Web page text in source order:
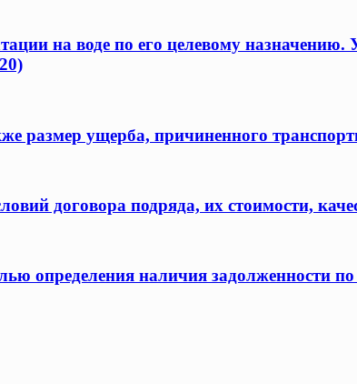
на воде по его целевому назначению.
размер ущерба, причиненного
договора подряда, их стоимости,
определения наличия задолженности